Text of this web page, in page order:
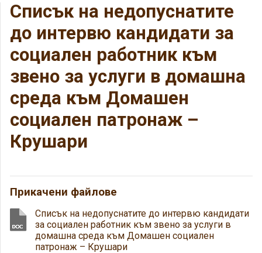
Списък на недопуснатите
до интервю кандидати за
социален работник към
звено за услуги в домашна
среда към Домашен
социален патронаж –
Крушари
Прикачени файлове
Списък на недопуснатите до интервю кандидати
за социален работник към звено за услуги в
домашна среда към Домашен социален
патронаж – Крушари